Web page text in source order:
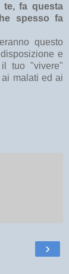
te, fa questa
spesso fa
questo
e
tuo "vivere"
malati ed ai
›